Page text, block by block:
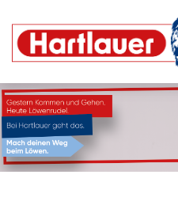
Deutsch
Offene Stellen